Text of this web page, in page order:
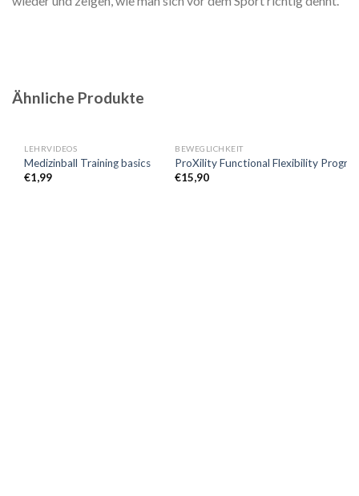
Ähnliche Produkte
LEHRVIDEOS
Medizinball Training basics
€1,99
BEWEGLICHKEIT
ProXility Functional Flexibility
€15,90